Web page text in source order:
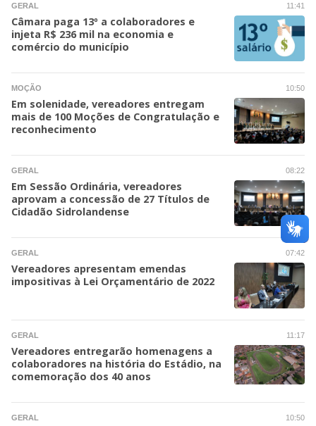
11:41
GERAL
Câmara paga 13º a colaboradores e
injeta R$ 236 mil na economia e
comércio do município
10:50
MOÇÃO
Em solenidade, vereadores entregam
mais de 100 Moções de Congratulação e
reconhecimento
08:22
GERAL
Em Sessão Ordinária, vereadores
aprovam a concessão de 27 Títulos de
Cidadão Sidrolandense
07:42
GERAL
Vereadores apresentam emendas
impositivas à Lei Orçamentário de 2022
11:17
GERAL
Vereadores entregarão homenagens a
colaboradores na história do Estádio, na
comemoração dos 40 anos
10:50
GERAL